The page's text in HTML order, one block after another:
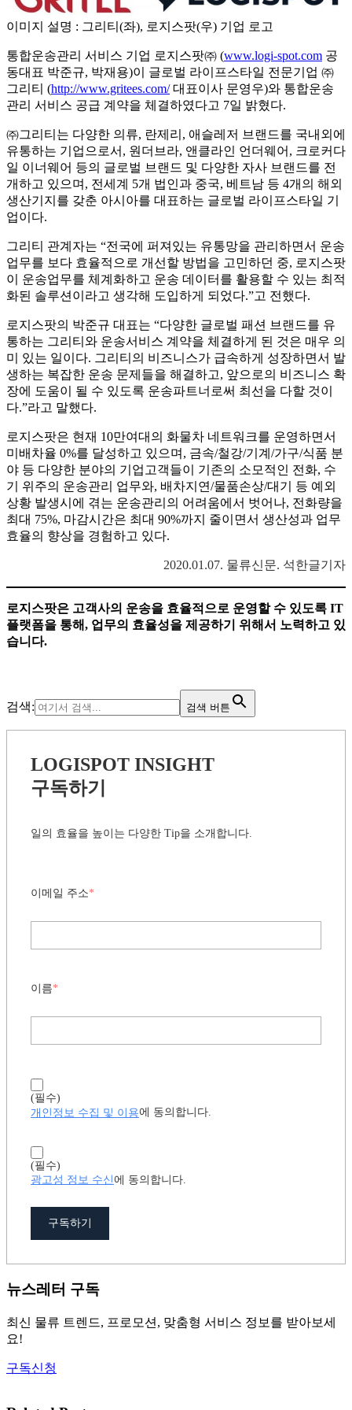
이미지 설명 : 그리티(좌), 로지스팟(우) 기업 로고
통합운송관리 서비스 기업 로지스팟㈜ (www.logi-spot.com 공
동대표 박준규, 박재용)이 글로벌 라이프스타일 전문기업 ㈜
그리티 (http://www.gritees.com/대표이사 문영우)와 통합운송
관리 서비스 공급 계약을 체결하였다고 7일 밝혔다.
㈜그리티는 다양한 의류, 란제리, 애슬레저 브랜드를 국내외에
유통하는 기업으로서, 원더브라, 앤클라인 언더웨어, 크로커다
일 이너웨어 등의 글로벌 브랜드 및 다양한 자사 브랜드를 전
개하고 있으며, 전세계 5개 법인과 중국, 베트남 등 4개의 해외
생산기지를 갖춘 아시아를 대표하는 글로벌 라이프스타일 기
업이다.
그리티 관계자는 “전국에 퍼져있는 유통망을 관리하면서 운송
업무를 보다 효율적으로 개선할 방법을 고민하던 중, 로지스팟
이 운송업무를 체계화하고 운송 데이터를 활용할 수 있는 최적
화된 솔루션이라고 생각해 도입하게 되었다.”고 전했다.
로지스팟의 박준규 대표는 “다양한 글로벌 패션 브랜드를 유
통하는 그리티와 운송서비스 계약을 체결하게 된 것은 매우 의
미 있는 일이다. 그리티의 비즈니스가 급속하게 성장하면서 발
생하는 복잡한 운송 문제들을 해결하고, 앞으로의 비즈니스 확
장에 도움이 될 수 있도록 운송파트너로써 최선을 다할 것이
다.”라고 말했다.
로지스팟은 현재 10만여대의 화물차 네트워크를 운영하면서
미배차율 0%를 달성하고 있으며, 금속/철강/기계/가구/식품 분
야 등 다양한 분야의 기업고객들이 기존의 소모적인 전화, 수
기 위주의 운송관리 업무와, 배차지연/물품손상/대기 등 예외
상황 발생시에 겪는 운송관리의 어려움에서 벗어나, 전화량을
최대 75%, 마감시간은 최대 90%까지 줄이면서 생산성과 업무
효율의 향상을 경험하고 있다.
2020.01.07. 물류신문. 석한글기자
로지스팟은 고객사의 운송을 효율적으로 운영할 수 있도록 IT
플랫폼을 통해, 업무의 효율성을 제공하기 위해서 노력하고 있
습니다.
검색: 검색 버튼
LOGISPOT INSIGHT
구독하기
일의 효율을 높이는 다양한 Tip을 소개합니다.
이메일 주소*
이름*
(필수)
개인정보 수집 및 이용에 동의합니다.
(필수)
광고성 정보 수신에 동의합니다.
구독하기
뉴스레터 구독
최신 물류 트렌드, 프로모션, 맞춤형 서비스 정보를 받아보세
요!
구독신청